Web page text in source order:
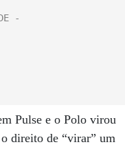
Pulse e o Polo virou
direito de “virar” um